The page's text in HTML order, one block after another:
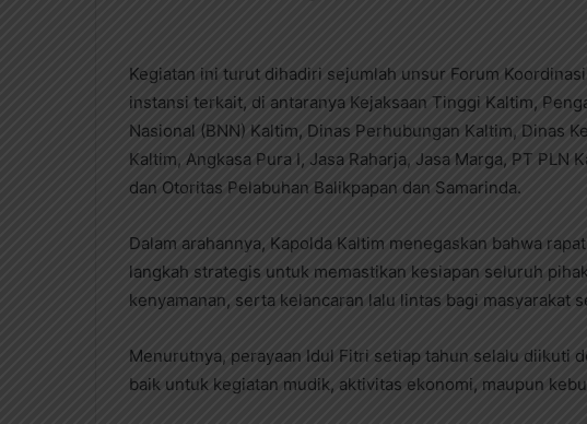
Kegiatan ini turut dihadiri sejumlah unsur Forum
instansi terkait, di antaranya Kejaksaan Tinggi Kaltim,
Nasional (BNN) Kaltim, Dinas Perhubungan Kaltim, Dinas
Kaltim, Angkasa Pura I, Jasa Raharja, Jasa Marga, PT PLN
dan Otoritas Pelabuhan Balikpapan dan Samarinda.
Dalam arahannya, Kapolda Kaltim menegaskan bahwa
langkah strategis untuk memastikan kesiapan seluruh
kenyamanan, serta kelancaran lalu lintas bagi masyarakat
Menurutnya, perayaan Idul Fitri setiap tahun selalu diikuti
baik untuk kegiatan mudik, aktivitas ekonomi, maupun